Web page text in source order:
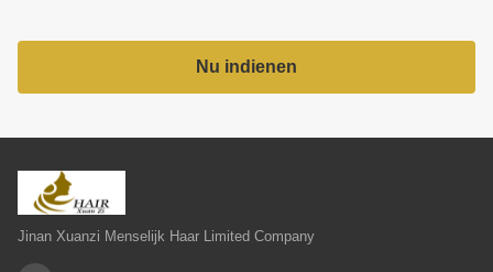
Nu indienen
Jinan Xuanzi Menselijk Haar Limited Company